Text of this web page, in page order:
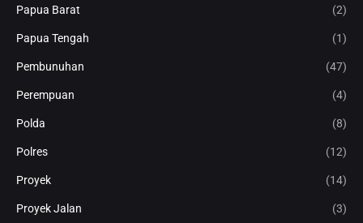
Papua Barat (2)
Papua Tengah (1)
Pembunuhan (47)
Perempuan (4)
Polda (8)
Polres (12)
Proyek (14)
Proyek Jalan (3)